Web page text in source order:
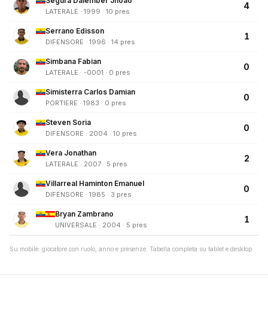
LATERALE · 1999 · 10 pres
4
Serrano Edisson
DIFENSORE · 1996 · 14 pres
1
Simbana Fabian
LATERALE · -0001 · 0 pres
0
Simisterra Carlos Damian
PORTIERE · 1983 · 0 pres
0
Steven Soria
DIFENSORE · 2004 · 10 pres
0
Vera Jonathan
LATERALE · 2007 · 5 pres
2
Villarreal Haminton Emanuel
DIFENSORE · 1985 · 3 pres
0
Bryan Zambrano
UNIVERSALE · 2004 · 5 pres
1
Su mobile: giocatore con ruolo, anno e presenze. Tabella completa su tablet e desktop.